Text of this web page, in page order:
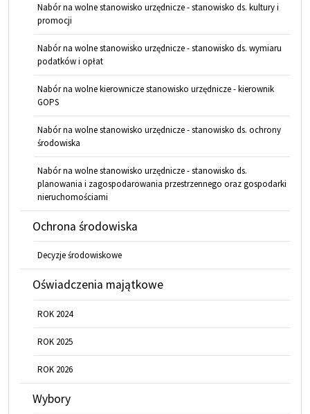
Nabór na wolne stanowisko urzędnicze - stanowisko ds. kultury i
promocji
Nabór na wolne stanowisko urzędnicze - stanowisko ds. wymiaru
podatków i opłat
Nabór na wolne kierownicze stanowisko urzędnicze - kierownik
GOPS
Nabór na wolne stanowisko urzędnicze - stanowisko ds. ochrony
środowiska
Nabór na wolne stanowisko urzędnicze - stanowisko ds.
planowania i zagospodarowania przestrzennego oraz gospodarki
nieruchomościami
Ochrona środowiska
Decyzje środowiskowe
Oświadczenia majątkowe
ROK 2024
ROK 2025
ROK 2026
Wybory